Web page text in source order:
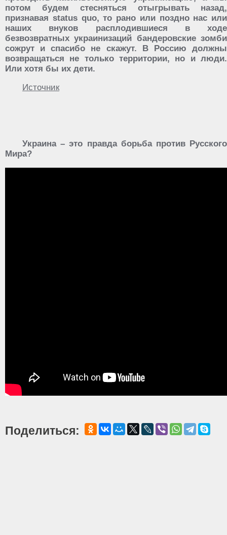
потом будем стесняться отыгрывать назад,
признавая status quo, то рано или поздно нас или
наших внуков расплодившиеся в ходе
безвозвратных украинизаций бандеровские зомби
сожрут и спасибо не скажут. В Россию должны
возвращаться не только территории, но и люди.
Или хотя бы их дети.
Источник
Украина – это правда борьба против Русского
Мира?
Поделиться: